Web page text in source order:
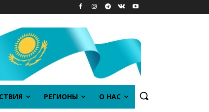
РЕГИОНЫ О НАС